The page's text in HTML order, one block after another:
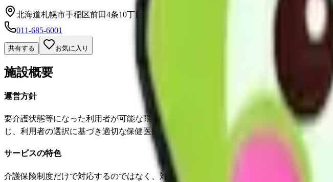
北海道札幌市手稲区前田4条10丁目2-8 タケシンスクエアビル3Fタケシンスクエアビル
011-685-6001
共有する お気に入り
施設概要
運営方針
要介護状態等になった利用者が可能な限りその居宅において、その有する能力に応じ自
じ、利用者の選択に基づき適切な保健医療サービスおよび、福祉サービスが多様な事業
サービスの特色
介護保険制度だけで対応するのではなく、対象となる諸制度やインフォーマルサービスを